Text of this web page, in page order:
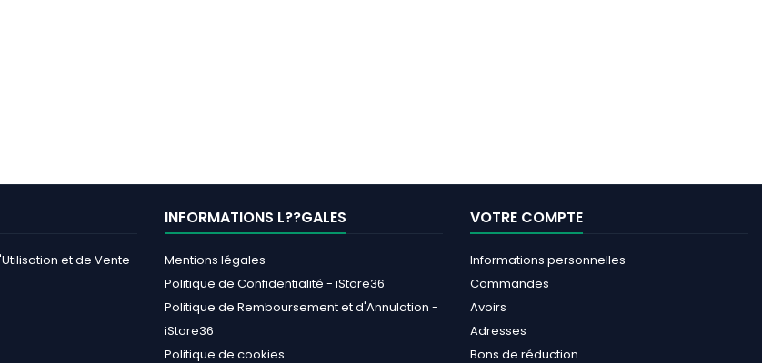
et de Vente
INFORMATIONS L??GALES
Mentions légales
Politique de Confidentialité - iStore36
Politique de Remboursement et d'Annulation -
iStore36
Politique de cookies
VOTRE COMPTE
Informations personnelles
Commandes
Avoirs
Adresses
Bons de réduction